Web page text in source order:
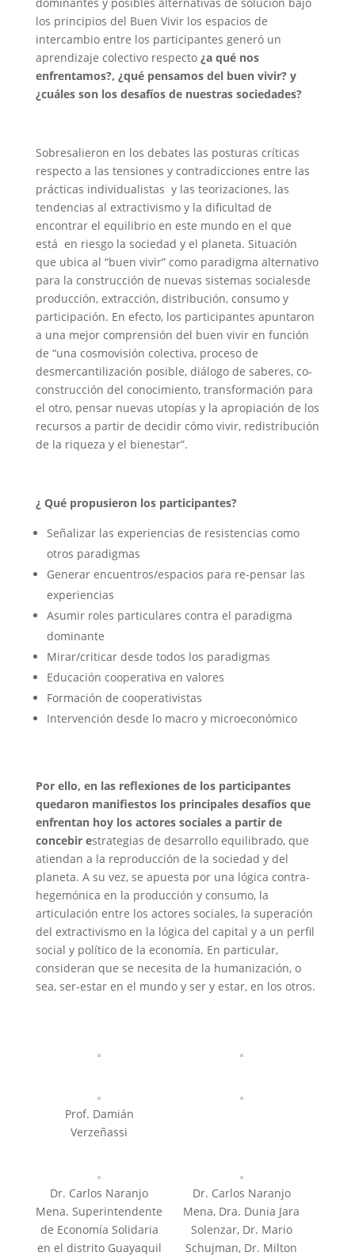
los principios del Buen Vivir los espacios de
intercambio entre los participantes generó un
aprendizaje colectivo respecto ¿a qué nos
enfrentamos?, ¿qué pensamos del buen vivir? y
¿cuáles son los desafíos de nuestras sociedades?
Sobresalieron en los debates las posturas críticas
respecto a las tensiones y contradicciones entre las
prácticas individualistas y las teorizaciones, las
tendencias al extractivismo y la dificultad de
encontrar el equilibrio en este mundo en el que
está en riesgo la sociedad y el planeta. Situación
que ubica al “buen vivir” como paradigma alternativo
para la construcción de nuevas sistemas socialesde
producción, extracción, distribución, consumo y
participación. En efecto, los participantes apuntaron
a una mejor comprensión del buen vivir en función
de “una cosmovisión colectiva, proceso de
desmercantilización posible, diálogo de saberes, co-
construcción del conocimiento, transformación para
el otro, pensar nuevas utopías y la apropiación de los
recursos a partir de decidir cómo vivir, redistribución
de la riqueza y el bienestar”.
¿ Qué propusieron los participantes?
Señalizar las experiencias de resistencias como
otros paradigmas
Generar encuentros/espacios para re-pensar las
experiencias
Asumir roles particulares contra el paradigma
dominante
Mirar/criticar desde todos los paradigmas
Educación cooperativa en valores
Formación de cooperativistas
Intervención desde lo macro y microeconómico
Por ello, en las reflexiones de los participantes
quedaron manifiestos los principales desafíos que
enfrentan hoy los actores sociales a partir de
concebir estrategias de desarrollo equilibrado, que
atiendan a la reproducción de la sociedad y del
planeta. A su vez, se apuesta por una lógica contra-
hegemónica en la producción y consumo, la
articulación entre los actores sociales, la superación
del extractivismo en la lógica del capital y a un perfil
social y político de la economía. En particular,
consideran que se necesita de la humanización, o
sea, ser-estar en el mundo y ser y estar, en los otros.
Prof. Damián
Verzeñassi
Dr. Carlos Naranjo
Mena. Superintendente
de Economía Solidaria
en el distrito Guayaquil
Dr. Carlos Naranjo
Mena, Dra. Dunia Jara
Solenzar, Dr. Mario
Schujman, Dr. Milton